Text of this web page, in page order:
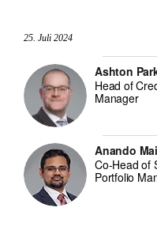
25. Juli 2024
Ashton
Head of
Manager
Anando
Co-Head of
Portfolio